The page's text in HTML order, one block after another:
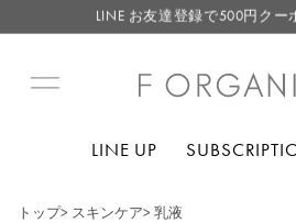
【重要】F ORGANICS Websiteの
毎月お得にポイントが貯まる！ “月
LINE UP
トップ> スキンケア> 乳液